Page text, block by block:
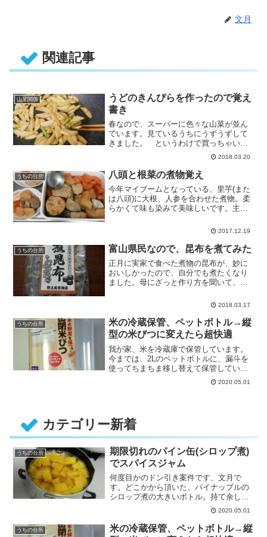
文月
関連記事
山菜関係
うどのきんぴらを作ったので覚え
書き
春なので、スーパーに色々な山菜が並ん
でいます。見ているうちにうずうずして
きました。 というわけで買っちゃいま
した。山うど。実家の近所の山で2018.03.20
うちの台所 八頭と根菜の煮物覚え
今年マイブームとなっている、里芋(また
は八頭)に大根、人参を合わせた煮物。柔
らかくて味も染みて美味しいです。主人
2017.12.19
うちの台所 富山県民なので、昆布を煮てみた
正月に実家で食べた煮物の昆布が、妙に
おいしかったので、自分でも煮たくなり
ました。母にざっと作り方を聞いて、や
2018.03.17
うちの台所
米の冷蔵保管、ペットボトル→縦
型の米びつに変えたら超快適
我が家、米を冷蔵庫で保管しています。
今までは、2Lのペットボトルに、漏斗を
使ってちまちま移し替えて保管していま
した。5kgを2本に移して、冷・・・2020.05.01
カテゴリー新着
うちの台所
期限切れのパイン缶(シロップ煮)
でスパイスジャム
何度目かのドン引き案件です、文月で
す。どこかから頂いた、パイナップルの
シロップ煮の大きいボトル。持て余して
収納に突っ込んだまま、いつの間に2020.05.01
うちの台所
米の冷蔵保管、ペットボトル→縦